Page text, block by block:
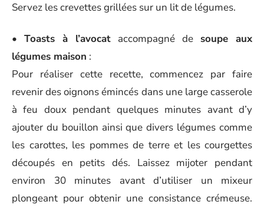
Servez les crevettes grillées sur un lit de légumes.
• Toasts à l’avocat accompagné de soupe aux
légumes maison :
Pour réaliser cette recette, commencez par faire
revenir des oignons émincés dans une large casserole
à feu doux pendant quelques minutes avant d’y
ajouter du bouillon ainsi que divers légumes comme
les carottes, les pommes de terre et les courgettes
découpés en petits dés. Laissez mijoter pendant
environ 30 minutes avant d’utiliser un mixeur
plongeant pour obtenir une consistance crémeuse.